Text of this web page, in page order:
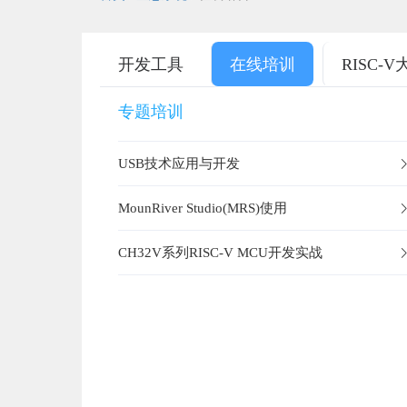
开发工具 在线培训 RISC-V
专题培训
USB技术应用与开发
MounRiver Studio(MRS)使用
CH32V系列RISC-V MCU开发实战